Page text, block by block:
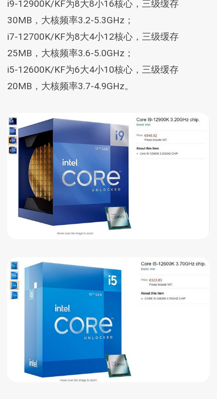
i9-12900K/KF为8大8小16核心，三级缓存
30MB，大核频率3.2-5.3GHz；
i7-12700K/KF为8大4小12核心，三级缓存
25MB，大核频率3.6-5.0GHz；
i5-12600K/KF为6大4小10核心，三级缓存
20MB，大核频率3.7-4.9GHz。